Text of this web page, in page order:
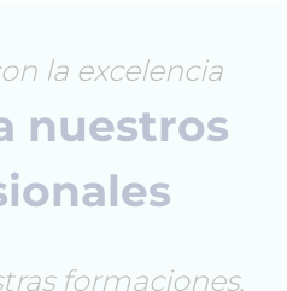
la excelencia
nuestros
formaciones,